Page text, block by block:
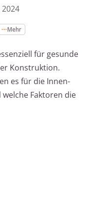
Mehr
für gesunde
Konstruktion.
es für die Innen-
Faktoren die